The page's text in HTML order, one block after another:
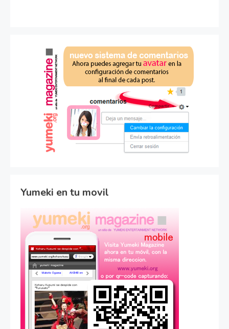
Yumeki en tu movil